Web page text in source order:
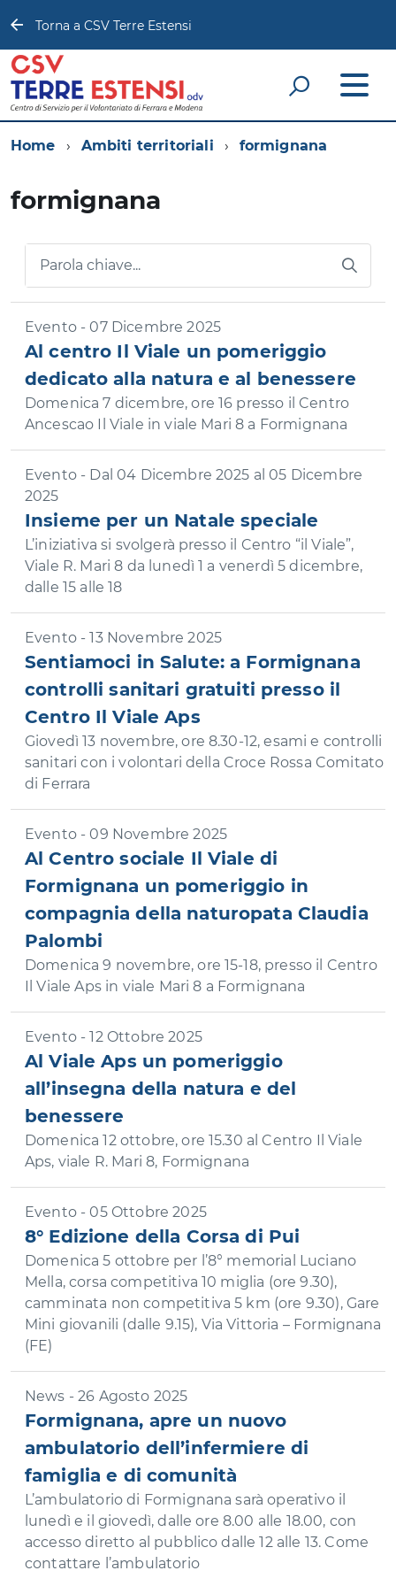
Torna a CSV Terre Estensi
Home Ambiti territoriali formignana
formignana
Parola chiave...
Evento - 07 Dicembre 2025
Al centro Il Viale un pomeriggio
dedicato alla natura e al benessere
Domenica 7 dicembre, ore 16 presso il Centro
Ancescao Il Viale in viale Mari 8 a Formignana
Evento - Dal 04 Dicembre 2025 al 05 Dicembre
2025
Insieme per un Natale speciale
L’iniziativa si svolgerà presso il Centro “il Viale”,
Viale R. Mari 8 da lunedì 1 a venerdì 5 dicembre,
dalle 15 alle 18
Evento - 13 Novembre 2025
Sentiamoci in Salute: a Formignana
controlli sanitari gratuiti presso il
Centro Il Viale Aps
Giovedì 13 novembre, ore 8.30-12, esami e controlli
sanitari con i volontari della Croce Rossa Comitato
di Ferrara
Evento - 09 Novembre 2025
Al Centro sociale Il Viale di
Formignana un pomeriggio in
compagnia della naturopata Claudia
Palombi
Domenica 9 novembre, ore 15-18, presso il Centro
Il Viale Aps in viale Mari 8 a Formignana
Evento - 12 Ottobre 2025
Al Viale Aps un pomeriggio
all’insegna della natura e del
benessere
Domenica 12 ottobre, ore 15.30 al Centro Il Viale
Aps, viale R. Mari 8, Formignana
Evento - 05 Ottobre 2025
8° Edizione della Corsa di Pui
Domenica 5 ottobre per l’8° memorial Luciano
Mella, corsa competitiva 10 miglia (ore 9.30),
camminata non competitiva 5 km (ore 9.30), Gare
Mini giovanili (dalle 9.15), Via Vittoria – Formignana
(FE)
News - 26 Agosto 2025
Formignana, apre un nuovo
ambulatorio dell’infermiere di
famiglia e di comunità
L’ambulatorio di Formignana sarà operativo il
lunedì e il giovedì, dalle ore 8.00 alle 18.00, con
accesso diretto al pubblico dalle 12 alle 13. Come
contattare l’ambulatorio